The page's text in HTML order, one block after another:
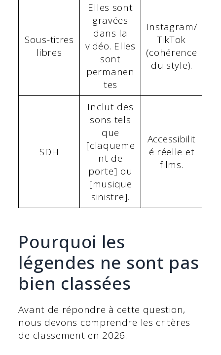
Sous-titres
libres
Elles sont
gravées
dans la
vidéo. Elles
sont
permanen
tes
Instagram/
TikTok
(cohérence
du style).
SDH
Inclut des
sons tels
que
[claqueme
nt de
porte] ou
[musique
sinistre].
Accessibilit
é réelle et
films.
Pourquoi les
légendes ne sont pas
bien classées
Avant de répondre à cette question,
nous devons comprendre les critères
de classement en 2026.